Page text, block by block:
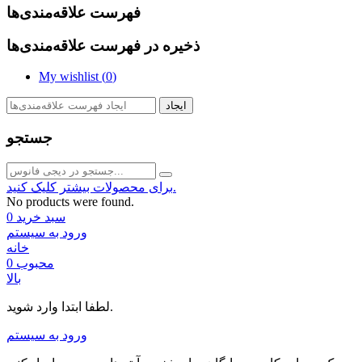
فهرست علاقه‌مندی‌ها
ذخیره در فهرست علاقه‌مندی‌ها
My wishlist (0)
ایجاد
جستجو
برای محصولات بیشتر کلیک کنید.
No products were found.
سبد خرید 0
ورود به سیستم
خانه
محبوب 0
بالا
لطفا ابتدا وارد شوید.
ورود به سیستم